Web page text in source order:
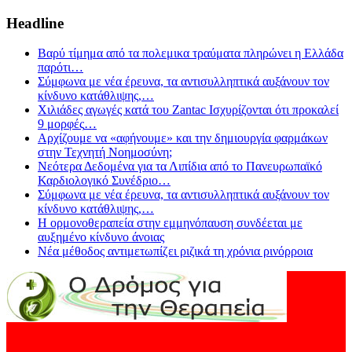
Headline
Βαρύ τίμημα από τα πολεμικα τραύματα πληρώνει η Ελλάδα
παρότι…
Σύμφωνα με νέα έρευνα, τα αντισυλληπτικά αυξάνουν τον
κίνδυνο κατάθλιψης,…
Χιλιάδες αγωγές κατά του Zantac Ισχυρίζονται ότι προκαλεί
9 μορφές…
Αρχίζουμε να «αφήνουμε» και την δημιουργία φαρμάκων
στην Τεχνητή Νοημοσύνη;
Νεότερα Δεδομένα για τα Λιπίδια από το Πανευρωπαϊκό
Καρδιολογικό Συνέδριο…
Σύμφωνα με νέα έρευνα, τα αντισυλληπτικά αυξάνουν τον
κίνδυνο κατάθλιψης,…
Η ορμονοθεραπεία στην εμμηνόπαυση συνδέεται με
αυξημένο κίνδυνο άνοιας
Νέα μέθοδος αντιμετωπίζει ριζικά τη χρόνια ρινόρροια